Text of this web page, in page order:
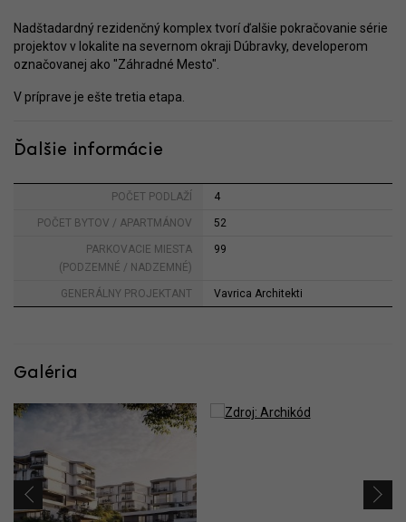
Nadštadardný rezidenčný komplex tvorí ďalšie pokračovanie série
projektov v lokalite na severnom okraji Dúbravky, developerom
označovanej ako "Záhradné Mesto".
V príprave je ešte tretia etapa.
Ďalšie informácie
POČET PODLAŽÍ 4
POČET BYTOV / APARTMÁNOV 52
PARKOVACIE MIESTA
(PODZEMNÉ / NADZEMNÉ)
99
GENERÁLNY PROJEKTANT Vavrica Architekti
Galéria